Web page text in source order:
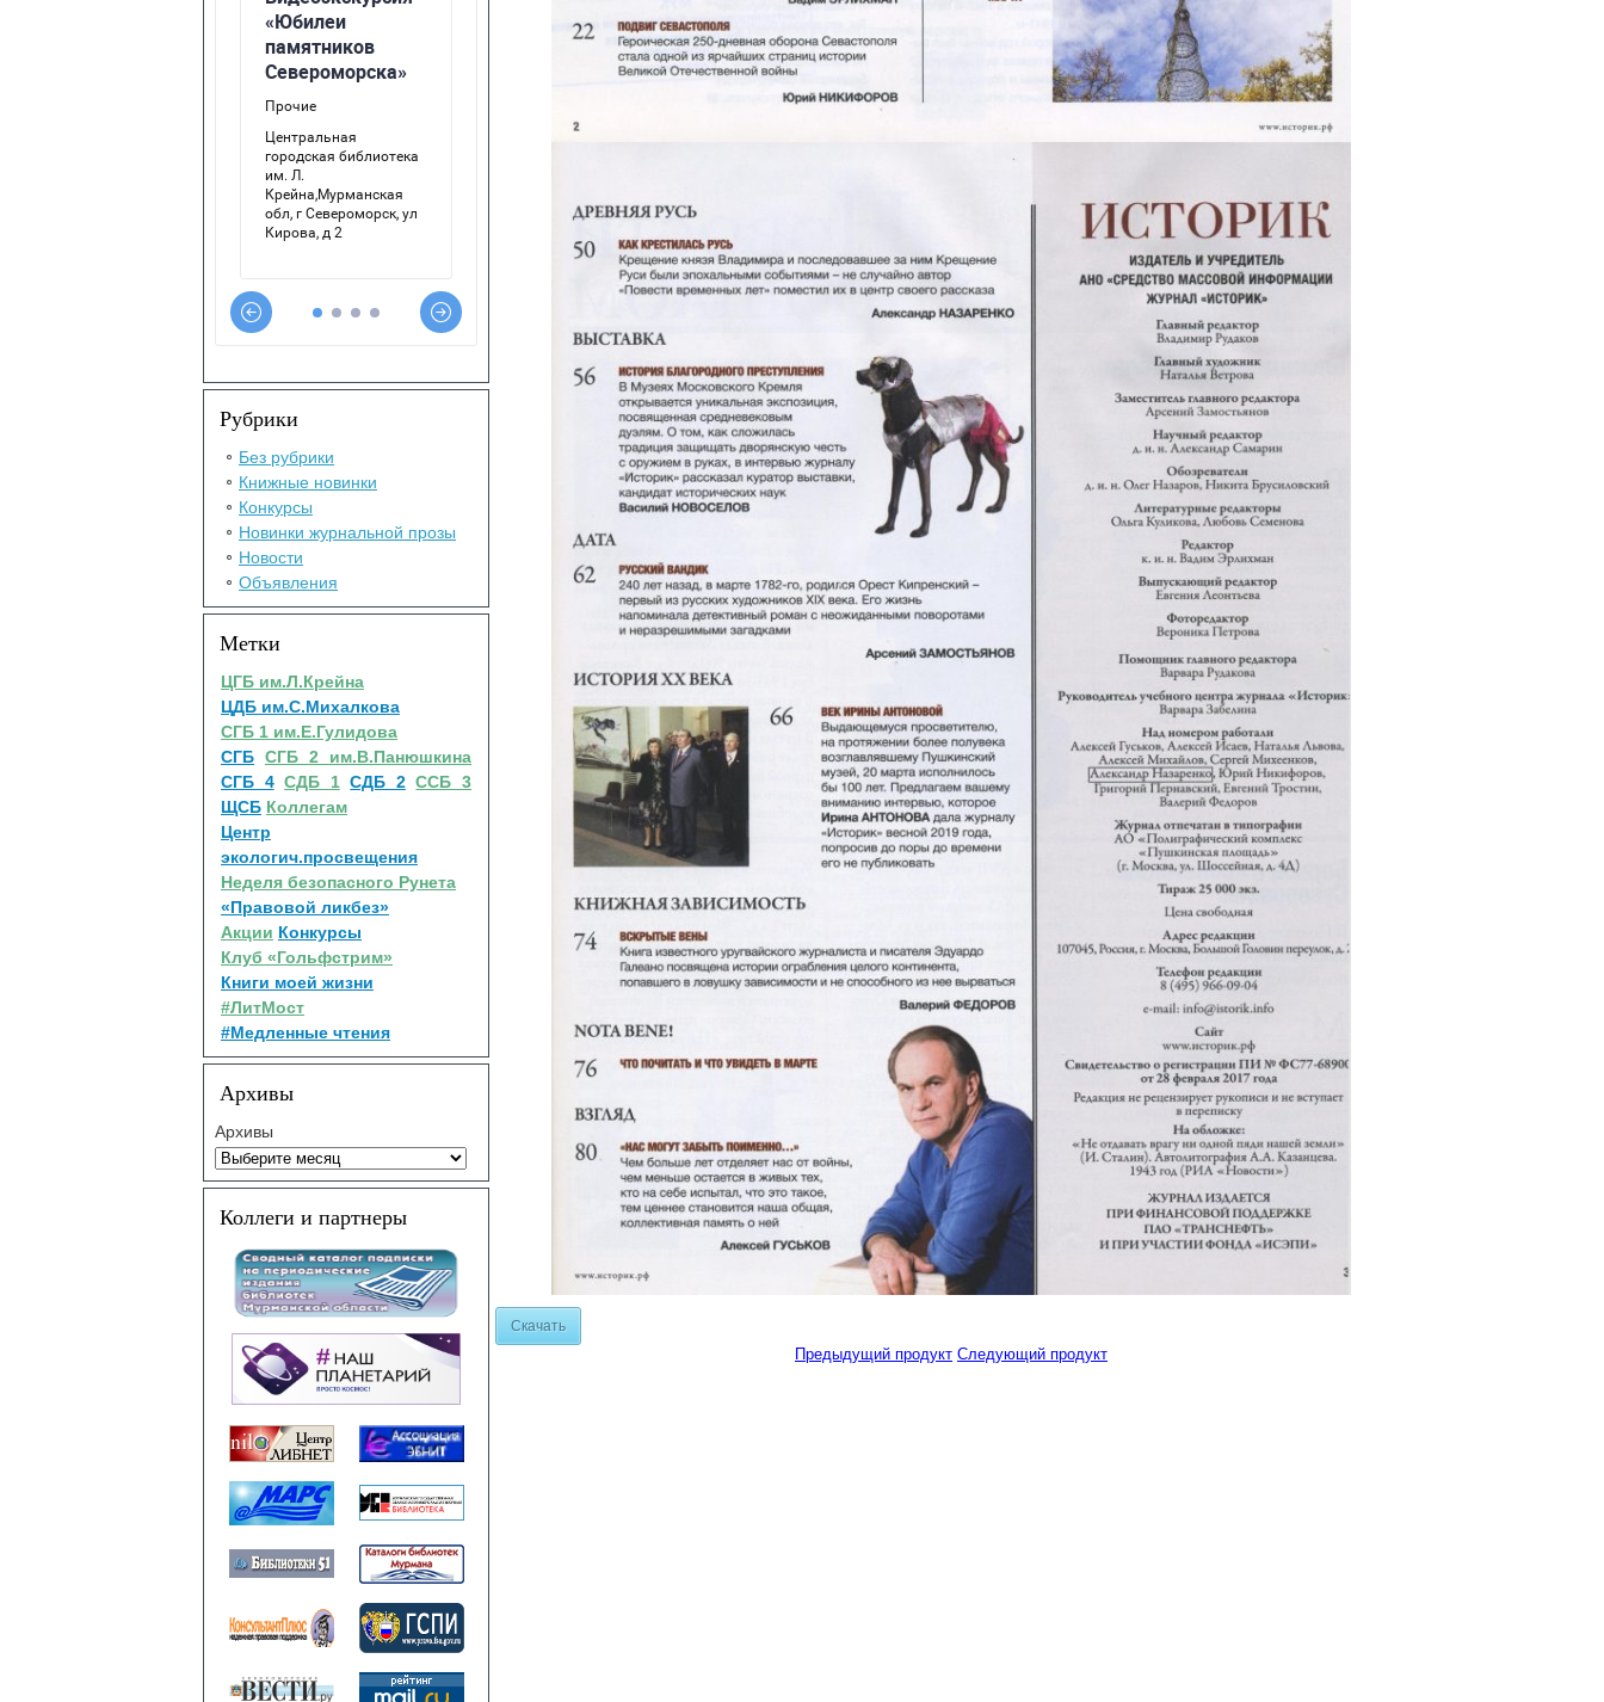
Рубрики
Без рубрики
Книжные новинки
Конкурсы
Новинки журнальной прозы
Новости
Объявления
Метки
ЦГБ им.Л.Крейна
ЦДБ им.С.Михалкова
СГБ 1 им.Е.Гулидова
СГБ СГБ 2 им.В.Панюшкина
СГБ 4 СДБ 1 СДБ 2 ССБ 3
ЩСБ Коллегам
Центр
экологич.просвещения
Неделя безопасного Рунета
«Правовой ликбез»
Акции Конкурсы
Клуб «Гольфстрим»
Книги моей жизни
#ЛитМост
#Медленные чтения
Архивы
Архивы
Коллеги и партнеры
Скачать
Предыдущий продукт Следующий продукт